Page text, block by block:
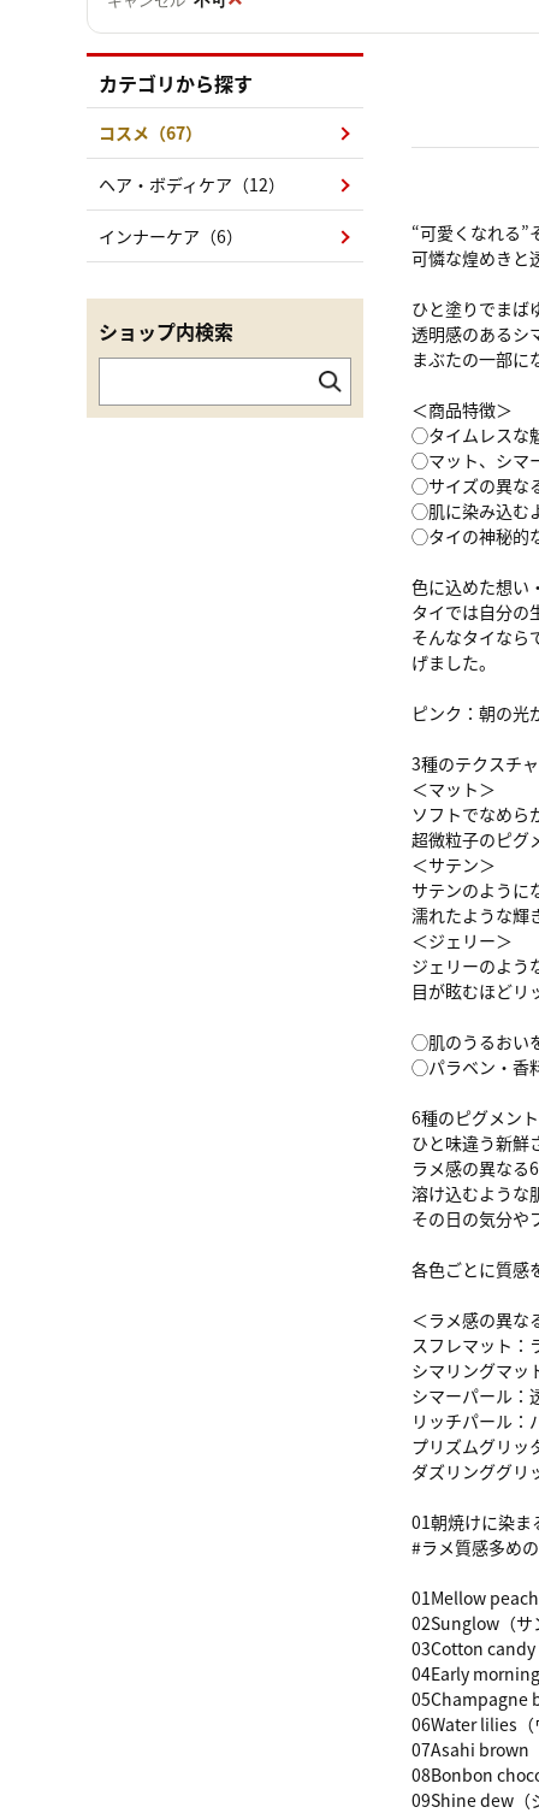
“可愛くなれる”
可憐な煌めきと
ひと塗りでまば
透明感のあるシ
まぶたの一部に
＜商品特徴＞
◯タイムレスな
◯マット、シマ
◯サイズの異な
◯肌に染み込む
◯タイの神秘的
色に込めた想い
タイでは自分の
そんなタイなら
げました。
ピンク：朝の光
3種のテクスチ
＜マット＞
ソフトでなめら
超微粒子のピグ
＜サテン＞
サテンのように
濡れたような輝
＜ジェリー＞
ジェリーのよう
目が眩むほどリ
◯肌のうるおい
◯パラベン・香
6種のピグメン
ひと味違う新鮮
ラメ感の異なる
溶け込むような
その日の気分や
各色ごとに質感
＜ラメ感の異な
スフレマット：
シマリングマッ
シマーパール：
リッチパール：
プリズムグリッ
ダズリンググリ
01朝焼けに染ま
#ラメ質感多め
01Mellow
02Sunglow（サ
03Cotton candy
04Early
05Champagne
06Water lilies（
07Asahi brown
08Bonbon
09Shine dew（
カテゴリから探す
コスメ（67）
ヘア・ボディケア（12）
インナーケア（6）
ショップ内検索